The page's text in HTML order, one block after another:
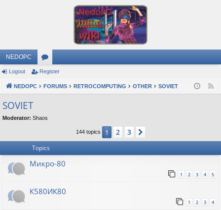
NEDOPC
or
u
s
Logout Register
NEDOPC FORUMS RETROCOMPUTING OTHER SOVIET
SOVIET
Moderator: Shaos
144 topics 1 2 3
Topics
Микро-80
1 2 3 4 5
К580ИК80
1 2 3 4